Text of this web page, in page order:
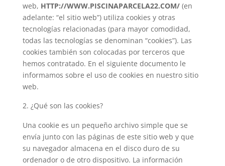
web, HTTP://WWW.PISCINAPARCELA22.COM/(en
adelante: “el sitio web”) utiliza cookies y otras
tecnologías relacionadas (para mayor comodidad,
todas las tecnologías se denominan “cookies”). Las
cookies también son colocadas por terceros que
hemos contratado. En el siguiente documento le
informamos sobre el uso de cookies en nuestro sitio
web.
¿Qué son las cookies?
Una cookie es un pequeño archivo simple que se
envía junto con las páginas de este sitio web y que
su navegador almacena en el disco duro de su
ordenador o de otro dispositivo. La información